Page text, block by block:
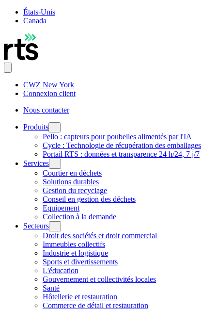
États-Unis
Canada
CWZ New York
Connexion client
Nous contacter
Produits
Pello : capteurs pour poubelles alimentés par l'IA
Cycle : Technologie de récupération des emballages
Portail RTS : données et transparence 24 h/24, 7 j/7
Services
Courtier en déchets
Solutions durables
Gestion du recyclage
Conseil en gestion des déchets
Equipement
Collection à la demande
Secteurs
Droit des sociétés et droit commercial
Immeubles collectifs
Industrie et logistique
Sports et divertissements
L'éducation
Gouvernement et collectivités locales
Santé
Hôtellerie et restauration
Commerce de détail et restauration